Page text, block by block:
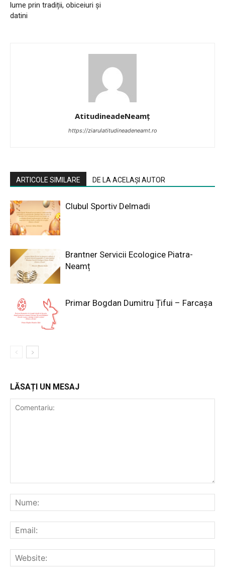
lume prin tradiții, obiceiuri și
datini
AtitudineadeNeamț
https://ziarulatitudineadeneamt.ro
ARTICOLE SIMILARE DE LA ACELAȘI AUTOR
Clubul Sportiv Delmadi
Brantner Servicii Ecologice Piatra-
Neamț
Primar Bogdan Dumitru Țifui – Farcașa
LĂSAȚI UN MESAJ